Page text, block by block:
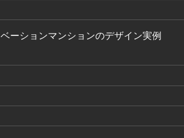
ーションマンションのデザイン実例